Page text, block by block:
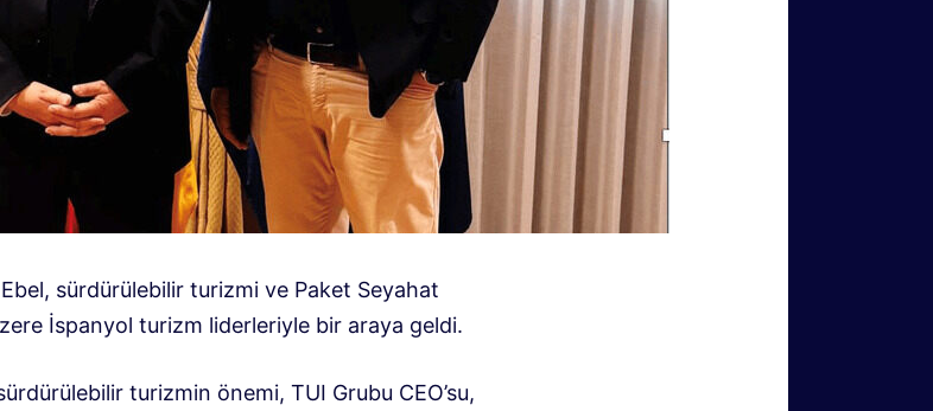
Ebel, sürdürülebilir turizmi ve Paket Seyahat
İspanyol turizm liderleriyle bir araya geldi.
turizmin önemi, TUI Grubu CEO’su,